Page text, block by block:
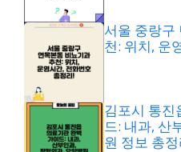
서울 중랑구
천: 위치, 운
김포시 통진
드: 내과, 산
원 정보 총정